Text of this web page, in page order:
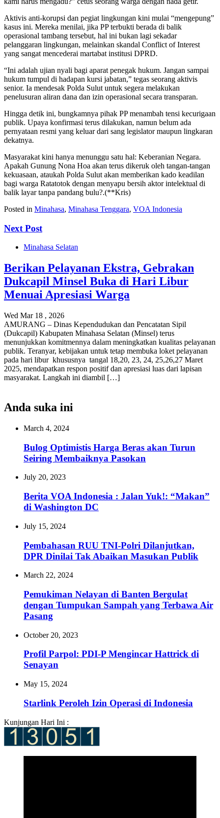
Aktivis anti-korupsi dan pegiat lingkungan kini mulai “mengepung”
kasus ini. Mereka menilai, jika PP terbukti berada di balik
operasional tambang tersebut, hal ini bukan lagi sekadar
pelanggaran lingkungan, melainkan skandal Conflict of Interest
yang sangat mencederai martabat institusi DPRD.‎‎
“Ini adalah ujian nyali bagi aparat penegak hukum. Jangan sampai
hukum tumpul di hadapan kursi jabatan,” tegas seorang aktivis
senior. Ia mendesak Polda Sulut untuk segera melakukan
penelusuran aliran dana dan izin operasional secara transparan.‎‎
Hingga detik ini, bungkamnya pihak PP menambah tensi kecurigaan
publik. Upaya konfirmasi terus dilakukan, namun belum ada
pernyataan resmi yang keluar dari sang legislator maupun lingkaran
dekatnya.‎‎
Masyarakat kini hanya menunggu satu hal: Keberanian Negara.
Apakah Gunung Nona Hoa akan terus dikeruk oleh tangan-tangan
kekuasaan, ataukah Polda Sulut akan memberikan kado keadilan
bagi warga Ratatotok dengan menyapu bersih aktor intelektual di
balik layar tanpa pandang bulu?.(**Kris)‎
Posted in Minahasa, Minahasa Tenggara, VOA Indonesia
Next Post
Minahasa Selatan
Berikan Pelayanan Ekstra, Gebrakan
Dukcapil Minsel Buka di Hari Libur
Menuai Apresiasi Warga
Wed Mar 18 , 2026
‎‎AMURANG – Dinas Kependudukan dan Pencatatan Sipil
(Dukcapil) Kabupaten Minahasa Selatan (Minsel) terus
menunjukkan komitmennya dalam meningkatkan kualitas pelayanan
publik. Teranyar, kebijakan untuk tetap membuka loket pelayanan
pada hari libur khususnya tangal 18,20, 23, 24, 25,26,27 Maret
2025, mendapatkan respon positif dan apresiasi luas dari lapisan
masyarakat.‎‎ Langkah ini diambil […]
Anda suka ini
March 4, 2024
Bulog Optimistis Harga Beras akan Turun
Seiring Membaiknya Pasokan
July 20, 2023
Berita VOA Indonesia : Jalan Yuk!: “Makan”
di Washington DC
July 15, 2024
Pembahasan RUU TNI-Polri Dilanjutkan,
DPR Dinilai Tak Abaikan Masukan Publik
March 22, 2024
Pemukiman Nelayan di Banten Bergulat
dengan Tumpukan Sampah yang Terbawa Air
Pasang
October 20, 2023
Profil Parpol: PDI-P Mengincar Hattrick di
Senayan
May 15, 2024
Starlink Peroleh Izin Operasi di Indonesia
Kunjungan Hari Ini :